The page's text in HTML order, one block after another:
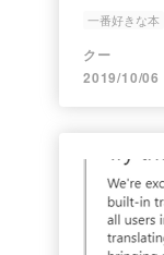
一番好きな本
クー
2019/10/06